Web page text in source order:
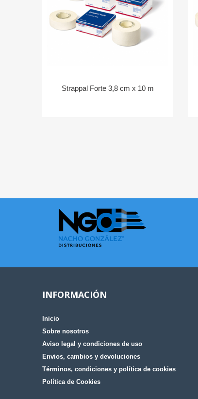
Strappal Forte 3,8 cm x 10 m
INFORMACIÓN
Inicio
Sobre nosotros
Aviso legal y condiciones de uso
Envios, cambios y devoluciones
Términos, condiciones y política de cookies
Política de Cookies